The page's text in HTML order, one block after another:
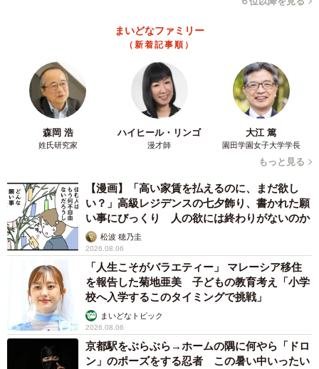
まいどなファミリー
（新着記事順）
森岡 浩
姓氏研究家
ハイヒール・リンゴ
漫才師
大江 篤
園田学園女子大学学長
もっと見る
【漫画】「高い家賃を払えるのに、まだ欲し
い？」高級レジデンスの七夕飾り、書かれた願
い事にびっくり 人の欲には終わりがないのか
松波 穂乃圭
2026.08.06
「人生こそがバラエティー」 マレーシア移住
を報告した菊地亜美 子どもの教育考え「小学
校へ入学するこのタイミングで挑戦」
まいどなトピック
2026.08.06
京都駅をぶらぶら→ホームの隅に何やら「ドロ
ン」のポーズをする忍者 この暑い中いったい